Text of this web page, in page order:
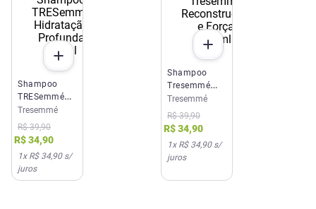
Shampoo
TRESemmé
Hidratação
Profunda
650ml
Tresemmé
R$ 39,90
R$34,90
1x R$ 34,90s/
juros
Shampoo
Tresemmé
Reconstrução
e Força
650ml
Tresemmé
R$ 39,90
R$34,90
1x R$ 34,90s/
juros